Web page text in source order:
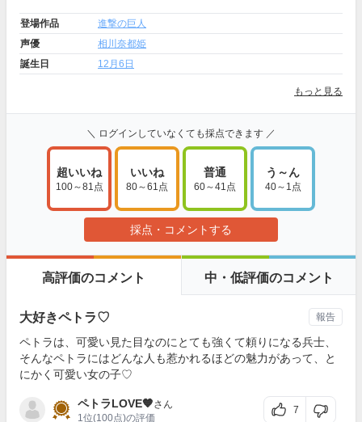
登場作品
進撃の巨人
声優
相川奈都姫
誕生日
12月6日
もっと見る
＼ ログインしていなくても採点できます ／
超いいね
100～81点
いいね
80～61点
普通
60～41点
う～ん
40～1点
採点・コメントする
高評価のコメント 中・低評価のコメント
大好きペトラ♡
ペトラは、可愛い見た目なのにとても強くて頼りになる兵士、
そんなペトラにはどんな人も惹かれるほどの魅力があって、と
にかく可愛い女の子♡
ペトラLOVE🧡さん
1位(100点)の評価
7
報告